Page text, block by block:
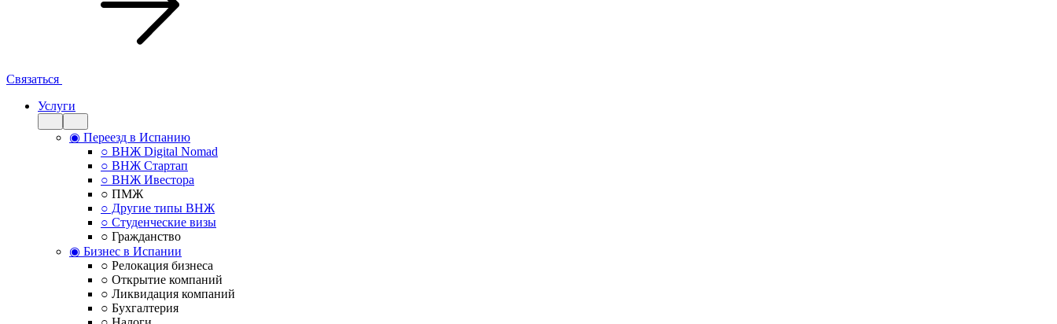
Связаться
Услуги
◉ Переезд в Испанию
○ ВНЖ Digital Nomad
○ ВНЖ Стартап
○ ВНЖ Ивестора
○ ПМЖ
○ Другие типы ВНЖ
○ Студенческие визы
○ Гражданство
◉ Бизнес в Испании
○ Релокация бизнеса
○ Открытие компаний
○ Ликвидация компаний
○ Бухгалтерия